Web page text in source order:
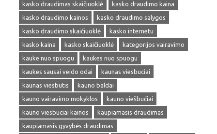
kasko draudimas skaičiuoklė
kasko draudimo kaina
kasko draudimo kainos
kasko draudimo salygos
kasko draudimo skaičiuoklė
kasko internetu
kasko kaina
kasko skaičiuoklė
kategorijos vairavimo
kauke nuo spuogu
kaukes nuo spuogu
kaukes sausai veido odai
kaunas viesbuciai
kaunas viesbutis
kauno baldai
kauno vairavimo mokyklos
kauno viešbučiai
kauno viesbuciai kainos
kaupiamasis draudimas
kaupiamasis gyvybės draudimas